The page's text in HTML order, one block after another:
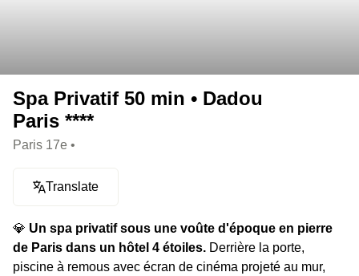
Spa Privatif 50 min • Dadou
Paris ****
Paris 17e •
Translate
💎 Un spa privatif sous une voûte d'époque en pierre
de Paris dans un hôtel 4 étoiles. Derrière la porte,
piscine à remous avec écran de cinéma projeté au mur,